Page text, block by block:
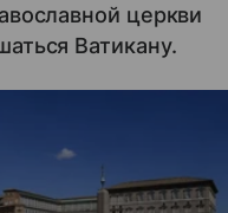
церкви
Ватикану.